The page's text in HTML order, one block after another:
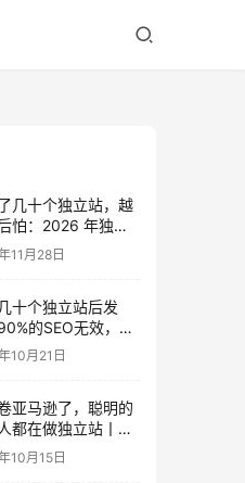
几十个独立站，越
怕：2026 年独立
可能会突然“卷死
”？
11月28日
十个独立站后发
的SEO无效，是
略了这关键一步
10月21日
亚马逊了，聪明的
都在做独立站丨出
10月15日